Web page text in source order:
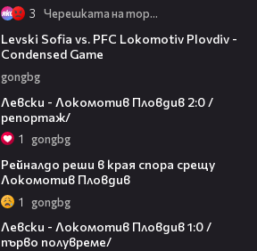
3 Черешката на тортата
Levski Sofia vs. PFC Lokomotiv Plovdiv -
Condensed Game
gongbg
Левски - Локомотив Пловдив 2:0 /
репортаж/
1 gongbg
Рейналдо реши в края спора срещу
Локомотив Пловдив
1 gongbg
Левски - Локомотив Пловдив 1:0 /
първо полувреме/